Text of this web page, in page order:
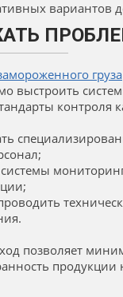
вариантов
груза
выстроить
контроля
позволяет
продукции